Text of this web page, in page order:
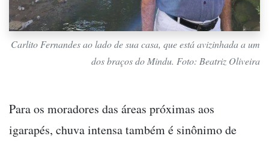
Carlito Fernandes ao lado de sua casa, que está avizinhada a um
dos braços do Mindu. Foto: Beatriz Oliveira
Para os moradores das áreas próximas aos
igarapés, chuva intensa também é sinônimo de